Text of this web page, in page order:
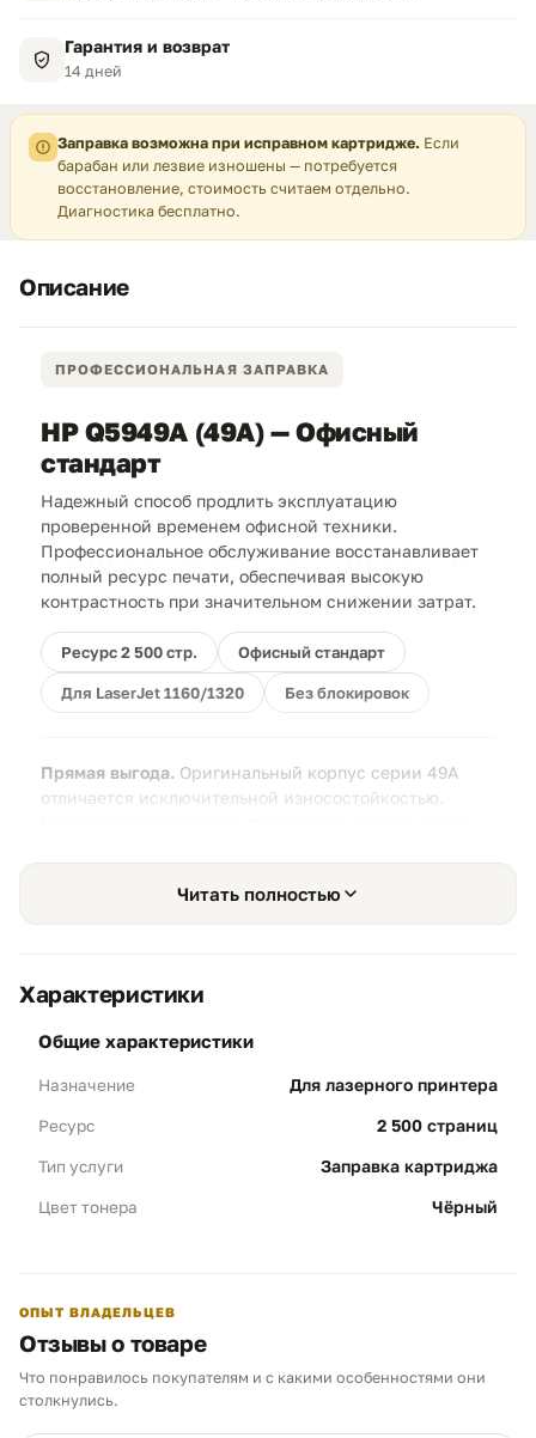
Гарантия и возврат
14 дней
Заправка возможна при исправном картридже. Если
барабан или лезвие изношены — потребуется
восстановление, стоимость считаем отдельно.
Диагностика бесплатно.
Описание
ПРОФЕССИОНАЛЬНАЯ ЗАПРАВКА
HP Q5949A (49A) — Офисный
стандарт
Надежный способ продлить эксплуатацию
проверенной временем офисной техники.
Профессиональное обслуживание восстанавливает
полный ресурс печати, обеспечивая высокую
контрастность при значительном снижении затрат.
Ресурс 2 500 стр. Офисный стандарт
Для LaserJet 1160/1320 Без блокировок
Прямая выгода. Оригинальный корпус серии 49A
отличается исключительной износостойкостью.
заправка обеспечивает полноценный
оригинального блока HP 49A.
Стабильная печать документов
с высокой четкостью на протяжении всего
магнитного вала и полировка
Читать полностью
Характеристики
общие характеристики
Назначение Для лазерного принтера
Ресурс 2 500 страниц
Тип услуги Заправка картриджа
Цвет тонера Чёрный
ОПЫТ ВЛАДЕЛЬЦЕВ
Отзывы о товаре
Что понравилось покупателям и с какими особенностями они
столкнулись.